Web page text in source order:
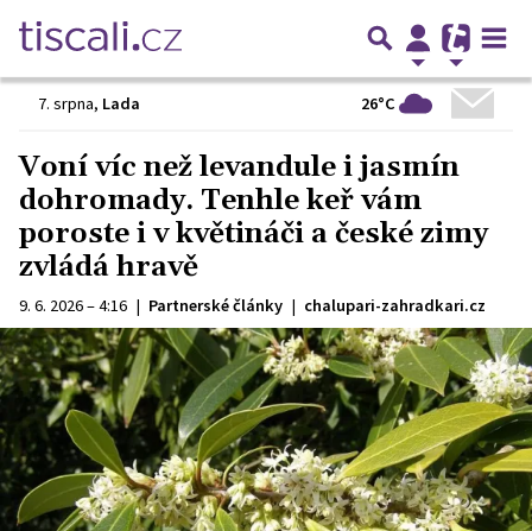
7. srpna, Lada 26°C
Voní víc než levandule i jasmín
dohromady. Tenhle keř vám
poroste i v květináči a české zimy
zvládá hravě
9. 6. 2026 – 4:16 | Partnerské články | chalupari-zahradkari.cz